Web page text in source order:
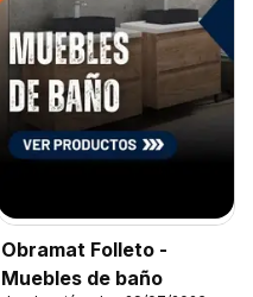
Obramat Folleto -
Muebles de baño